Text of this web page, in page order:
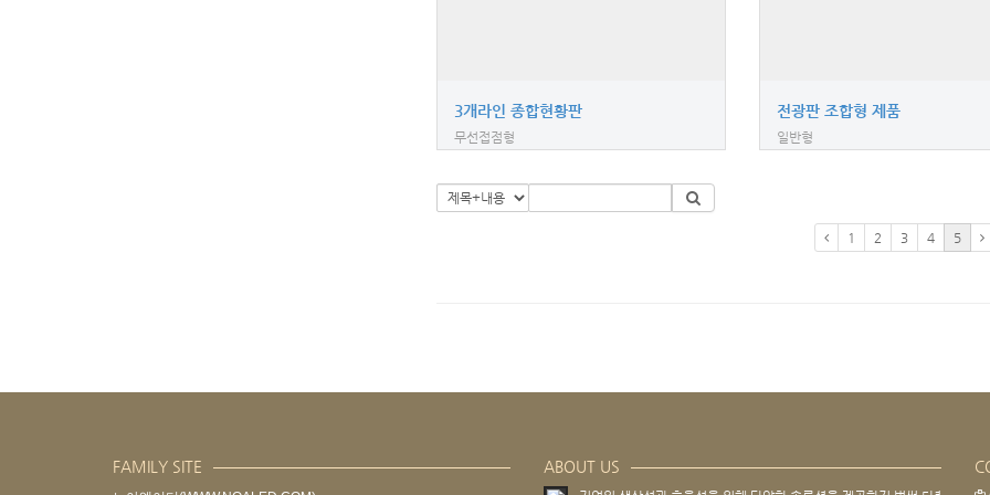
3개라인 종합현황판
무선접점형
전광판 조합형 제품
일반형
1 2 3 4 5
FAMILY SITE ABOUT US